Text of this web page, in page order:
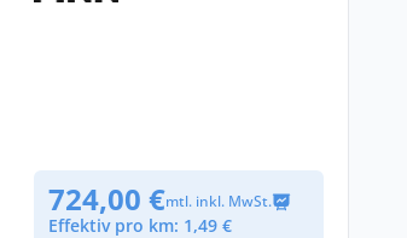
724,00 €mtl. inkl. MwSt.
Effektiv pro km: 1,49 €